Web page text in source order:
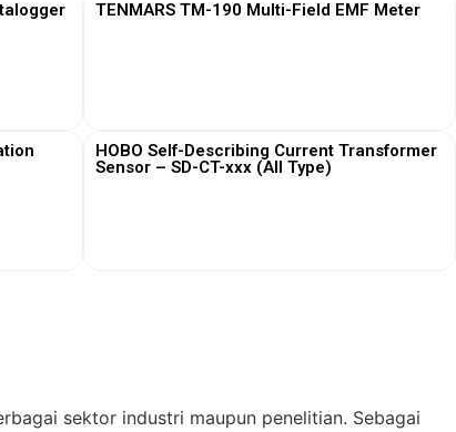
TENMARS TM-190 Multi-Field EMF Meter
HOBO Self-Describing Current Transformer
Sensor – SD-CT-xxx (All Type)
sektor industri maupun penelitian. Sebagai